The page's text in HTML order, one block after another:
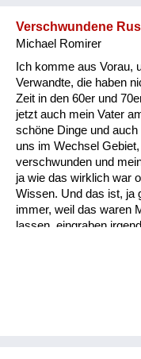
Verschwundene
Michael Romirer
Ich komme aus Vorau,
Verwandte, die haben
Zeit in den 60er und
jetzt auch mein Vater
schöne Dinge und
uns im Wechsel
verschwunden und
ja wie das wirklich war
Wissen. Und das ist, ja
immer, weil das waren
lassen, eingraben
Seppling-Karndorf
er war der der